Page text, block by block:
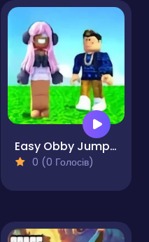
Easy Obby Jump and Run Challenge Online
0 (0 Голосів)